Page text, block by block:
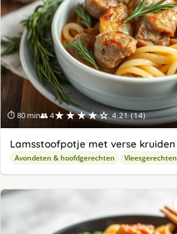
⏱ 80 min👥 4★★★★☆ 4.21 (14)
Lamsstoofpotje met verse kruiden
Avondeten & hoofdgerechten Vleesgerechten